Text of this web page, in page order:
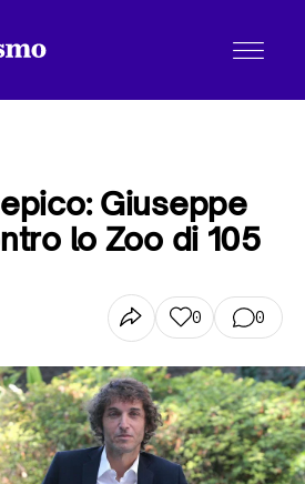
Giuseppe
lo Zoo di 105
0 0